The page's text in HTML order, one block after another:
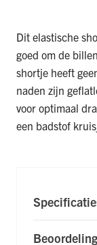
Dit elastische
goed om de
shortje heeft
naden zijn
voor optimaal
een badstof